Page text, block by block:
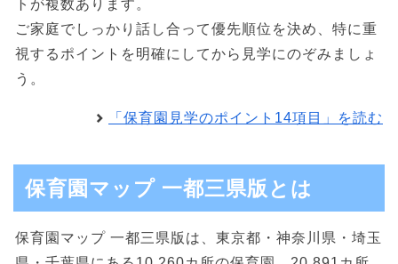
トが複数あります。
ご家庭でしっかり話し合って優先順位を決め、特に重
視するポイントを明確にしてから見学にのぞみましょ
う。
「保育園見学のポイント14項目」を読む
保育園マップ 一都三県版とは
保育園マップ 一都三県版は、東京都・神奈川県・埼玉